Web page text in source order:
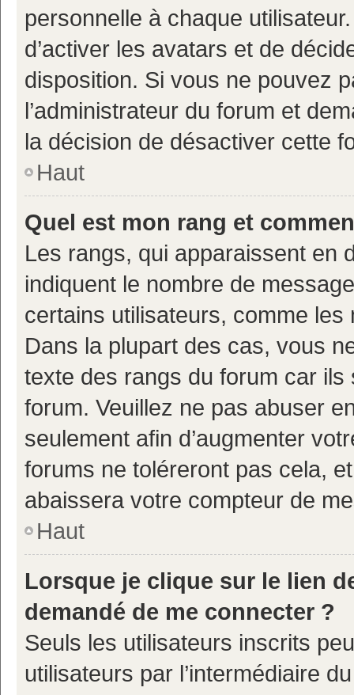
personnelle à chaque
d’activer les avatars et de
disposition. Si vous ne pouvez
l’administrateur du forum et
la décision de désactiver cette
Haut
Quel est mon rang et
Les rangs, qui apparaissent en
indiquent le nombre de
certains utilisateurs, comme
Dans la plupart des cas, vous
texte des rangs du forum car ils
forum. Veuillez ne pas abuser
seulement afin d’augmenter
forums ne toléreront pas cela,
abaissera votre compteur de
Haut
Lorsque je clique sur le lien
demandé de me connecter ?
Seuls les utilisateurs inscrits
utilisateurs par l’intermédiaire